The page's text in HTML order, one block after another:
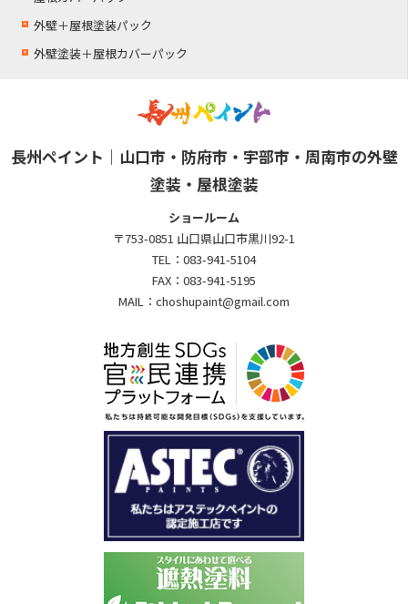
外壁＋屋根塗装パック
外壁塗装＋屋根カバーパック
長州ペイント｜山口市・防府市・宇部市・周南市の外壁
塗装・屋根塗装
ショールーム
〒753-0851 山口県山口市黒川92-1
TEL： 083-941-5104
FAX： 083-941-5195
MAIL： choshupaint@gmail.com